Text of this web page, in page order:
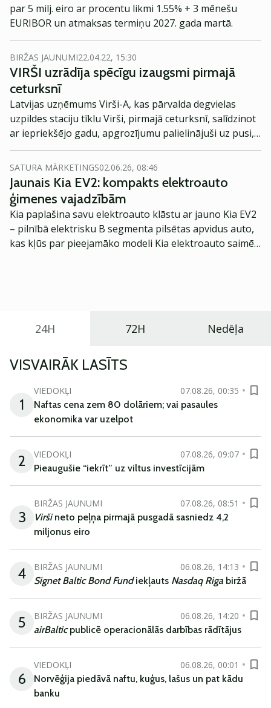
tirgus attīstībā.
par 5 milj. eiro ar procentu likmi 1.55% + 3 mēnešu
EURIBOR un atmaksas termiņu 2027. gada martā.
BIRŽAS JAUNUMI22.04.22, 15:30
VIRŠI uzrādīja spēcīgu izaugsmi pirmajā
ceturksnī
Latvijas uzņēmums Virši-A, kas pārvalda degvielas
uzpildes staciju tīklu Virši, pirmajā ceturksnī, salīdzinot
ar iepriekšējo gadu, apgrozījumu palielinājuši uz pusi,
trešdien paziņoja birža.
SATURA MĀRKETINGS02.06.26, 08:46
Jaunais Kia EV2: kompakts elektroauto
ģimenes vajadzībām
Kia paplašina savu elektroauto klāstu ar jauno Kia EV2
– pilnībā elektrisku B segmenta pilsētas apvidus auto,
kas kļūs par pieejamāko modeli Kia elektroauto saimē
24H 72H Nedēļa
VISVAIRĀK LASĪTS
1
VIEDOKĻI
07.08.26, 00:35
Naftas cena zem 80 dolāriem; vai pasaules
ekonomika var uzelpot
2 VIEDOKĻI
07.08.26, 09:07
Pieaugušie “iekrīt” uz viltus investīcijām
3
BIRŽAS JAUNUMI
07.08.26, 08:51
Viršineto peļņa pirmajā pusgadā sasniedz 4,2
miljonus eiro
4 BIRŽAS JAUNUMI
06.08.26, 14:13
Signet Baltic Bond Fundiekļauts Nasdaq Riga biržā
5 BIRŽAS JAUNUMI
06.08.26, 14:20
airBalticpublicē operacionālās darbības rādītājus
6
VIEDOKĻI
06.08.26, 00:01
Norvēģija piedāvā naftu, kuģus, lašus un pat kādu
banku